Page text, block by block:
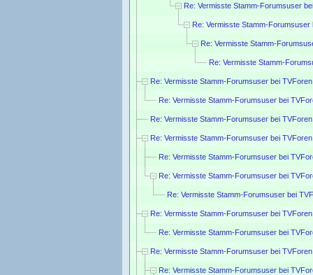
Re: Vermisste Stamm-Forumsuser
Re: Vermisste Stamm-Forumsuser
Re: Vermisste Stamm-
Re: Vermisste Stamm-
Re: Vermisste Stamm-Forumsuser bei
Re: Vermisste Stamm-Forumsuser bei
Re: Vermisste Stamm-Forumsuser bei
Re: Vermisste Stamm-Forumsuser bei
Re: Vermisste Stamm-Forumsuser bei
Re: Vermisste Stamm-Forumsuser bei
Re: Vermisste Stamm-Forumsuser bei
Re: Vermisste Stamm-Forumsuser bei
Re: Vermisste Stamm-Forumsuser bei
Re: Vermisste Stamm-Forumsuser bei
Re: Vermisste Stamm-Forumsuser bei